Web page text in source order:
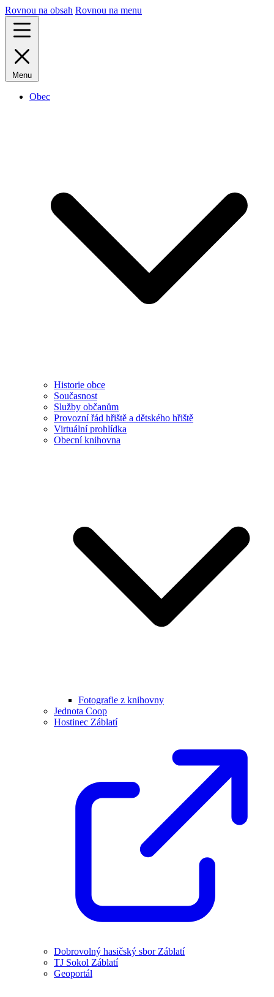
Rovnou na obsah Rovnou na menu
Menu
Obec
Historie obce
Současnost
Služby občanům
Provozní řád hřiště a dětského hřiště
Virtuální prohlídka
Obecní knihovna
Fotografie z knihovny
Jednota Coop
Hostinec Záblatí
Dobrovolný hasičský sbor Záblatí
TJ Sokol Záblatí
Geoportál